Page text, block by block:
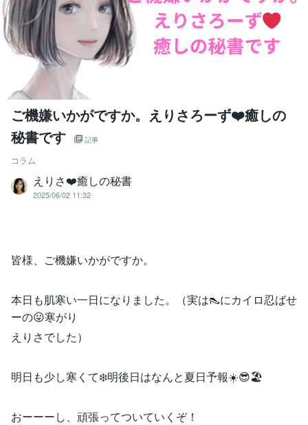
ご機嫌いかがですか。えりさろーず❤️癒しの
秘書です
記事
コラム
えりさ❤️癒しの秘書
2025/06/02 11:32
皆様、ご機嫌いかがですか。
本日も肌寒い一日になりました。（実は👠にカイロ忍ばせ
ーの😛寒がり
えりさでした）
明日も少し寒くて❄️明後日はなんと夏日予報☀️😎🏖
おーーーし、頑張ってついていくぞ！